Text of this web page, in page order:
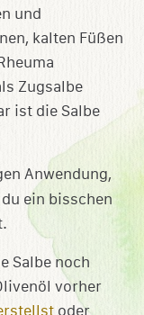
und
kalten Füßen
Zugsalbe
ist die Salbe
Anwendung,
ein bisschen
Salbe noch
vorher
oder